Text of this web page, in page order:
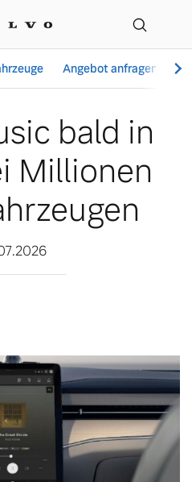
bald in
Angebot anfragen
bald in
Millionen